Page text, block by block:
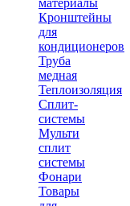
материалы
Кронштейны
для
кондиционеров
Труба
медная
Теплоизоляция
Сплит-
системы
Мульти
сплит
системы
Фонари
Товары